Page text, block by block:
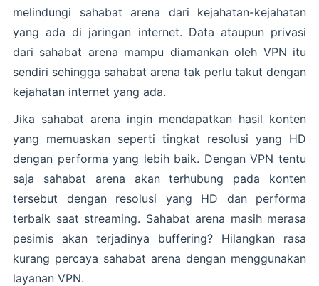
melindungi sahabat arena dari kejahatan-kejahatan
yang ada di jaringan internet. Data ataupun privasi
dari sahabat arena mampu diamankan oleh VPN itu
sendiri sehingga sahabat arena tak perlu takut dengan
kejahatan internet yang ada.
Jika sahabat arena ingin mendapatkan hasil konten
yang memuaskan seperti tingkat resolusi yang HD
dengan performa yang lebih baik. Dengan VPN tentu
saja sahabat arena akan terhubung pada konten
tersebut dengan resolusi yang HD dan performa
terbaik saat streaming. Sahabat arena masih merasa
pesimis akan terjadinya buffering? Hilangkan rasa
kurang percaya sahabat arena dengan menggunakan
layanan VPN.